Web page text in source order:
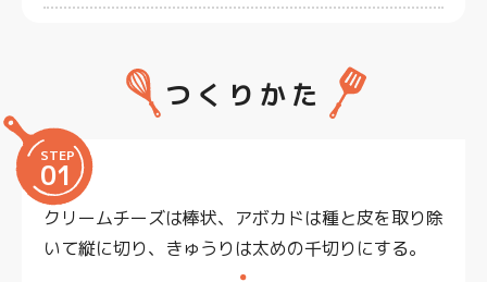
つくりかた
STEP
01
クリームチーズは棒状、アボカドは種と皮を取り除
いて縦に切り、きゅうりは太めの千切りにする。